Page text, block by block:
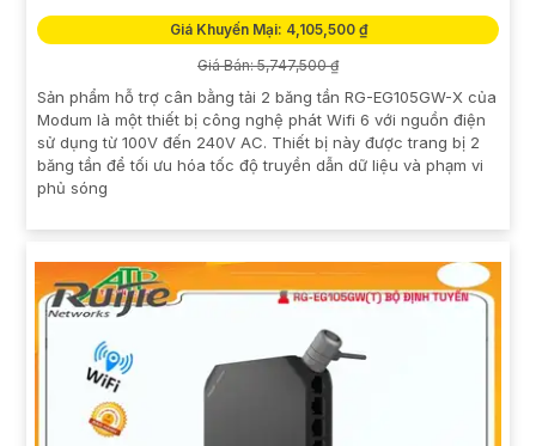
Giá Khuyến Mại: 4,105,500 ₫
Giá Bán: 5,747,500 ₫
Sản phẩm hỗ trợ cân bằng tải 2 băng tần RG-EG105GW-X của
Modum là một thiết bị công nghệ phát Wifi 6 với nguồn điện
sử dụng từ 100V đến 240V AC. Thiết bị này được trang bị 2
băng tần để tối ưu hóa tốc độ truyền dẫn dữ liệu và phạm vi
phủ sóng